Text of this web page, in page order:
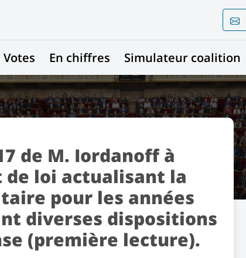
Votes En chiffres Simulateur coalition
de M. Iordanoff à
loi actualisant la
pour les années
diverses dispositions
(première lecture).